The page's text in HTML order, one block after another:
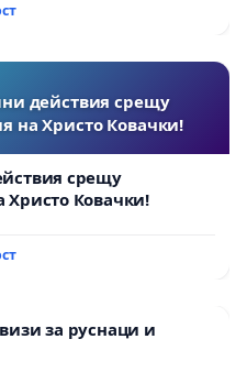
действия срещу
на Христо Ковачки!
срещу
Ковачки!
за руснаци и